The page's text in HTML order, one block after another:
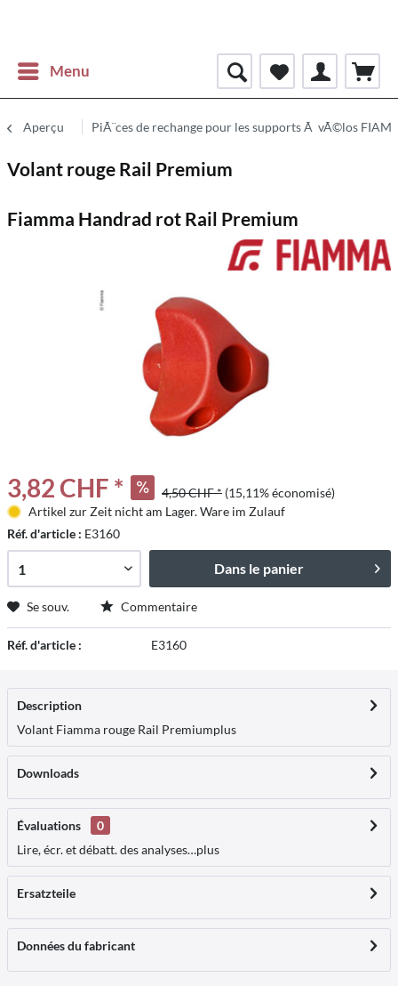
Menu
Aperçu PiÃ¨ces de rechange pour les supports Ã vÃ©los
Volant rouge Rail Premium
Fiamma Handrad rot Rail Premium
3,82 CHF * 4,50 CHF * (15,11% économisé)
Artikel zur Zeit nicht am Lager. Ware im Zulauf
Réf. d'article : E3160
Dans le panier
Se souv. Commentaire
Réf. d'article : E3160
Description
Volant Fiamma rouge Rail Premiumplus
Downloads
Évaluations
0
Lire, écr. et débatt. des analyses…plus
Ersatzteile
Données du fabricant